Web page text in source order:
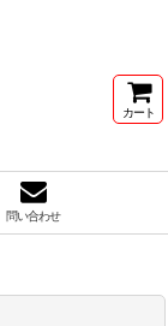
カート
問い合わせ